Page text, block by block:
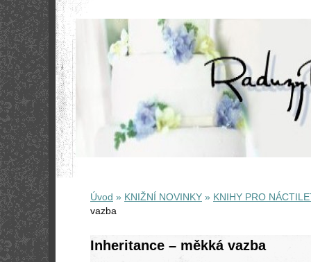
Úvod » KNIŽNÍ NOVINKY » KNIHY PRO
vazba
Inheritance – měkká vazba